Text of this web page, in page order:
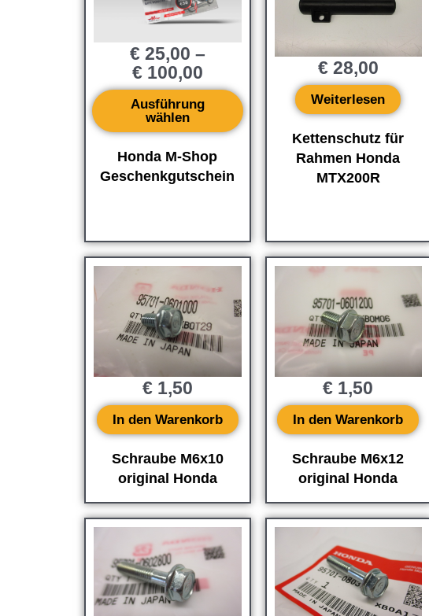
Honda M-Shop
Geschenkgutschein
€25,00 –
€100,00
Ausführung
wählen
Kettenschutz für
Rahmen Honda
MTX200R
€28,00
Weiterlesen
Schraube M6x10
original Honda
€1,50
In den Warenkorb
Schraube M6x12
original Honda
€ 1,50
In den Warenkorb